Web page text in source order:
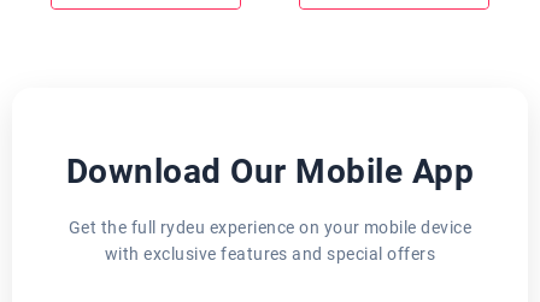
Download Our Mobile App
Get the full rydeu experience on your mobile device
with exclusive features and special offers